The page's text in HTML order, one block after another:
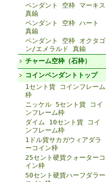
ペンダント 空枠 マーキス
真鍮
ペンダント 空枠 ハート
真鍮
ペンダント 空枠 オクタゴ
ン/エメラルド 真鍮
チャーム空枠（石枠）
コインペンダントトップ
1セント貨 コインフレーム
枠
ニッケル 5セント貨 コイ
ンフレーム枠
ダイム 10セント貨 コイ
ンフレーム枠
1ドル貨サカガウィアダラ
ーコイン枠
25セント硬貨クォーターコ
イン枠
50セント硬貨ハーフダラー